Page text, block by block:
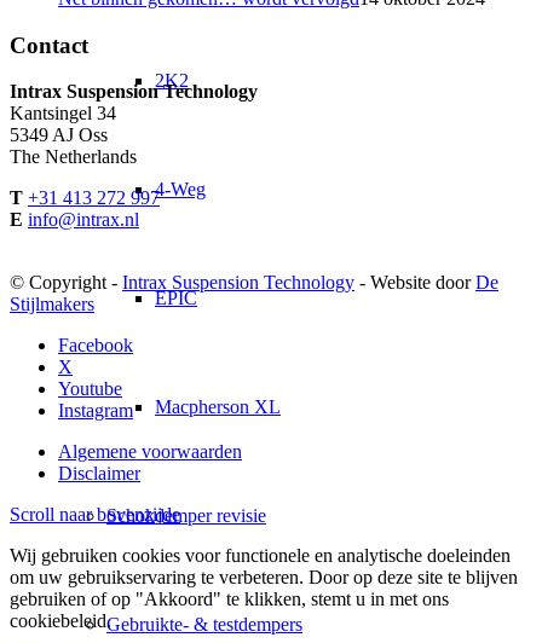
2K2
4-Weg
EPIC
Macpherson XL
Schokdemper revisie
Gebruikte- & testdempers
Contact
Intrax Suspension Technology
Kantsingel 34
5349 AJ Oss
The Netherlands
T +31 413 272 997
E info@intrax.nl
© Copyright - Intrax Suspension Technology - Website doorDe
Stijlmakers
Facebook
X
Youtube
Instagram
Algemene voorwaarden
Disclaimer
Scroll naar bovenzijde
Wij gebruiken cookies voor functionele en analytische doeleinden
om uw gebruikservaring te verbeteren. Door op deze site te blijven
gebruiken of op "Akkoord" te klikken, stemt u in met ons
cookiebeleid.